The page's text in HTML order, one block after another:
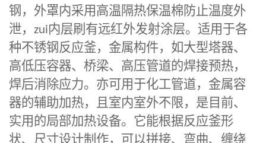
钢，外罩内采用高温隔热保温棉防止温度外
泄， zui内层刷有远红外发射涂层。适用于各
种不锈钢反应釜，金属构件，如大型塔器、
高低压容器、桥梁、高压管道的焊接预热，
焊后消除应力。亦可用于化工管道，金属容
器的辅助加热，且室内室外不限，是目前、
实用的局部加热设备。它能根据反应釜形
状、尺寸设计制作，可以拼接、弯曲、缠绕